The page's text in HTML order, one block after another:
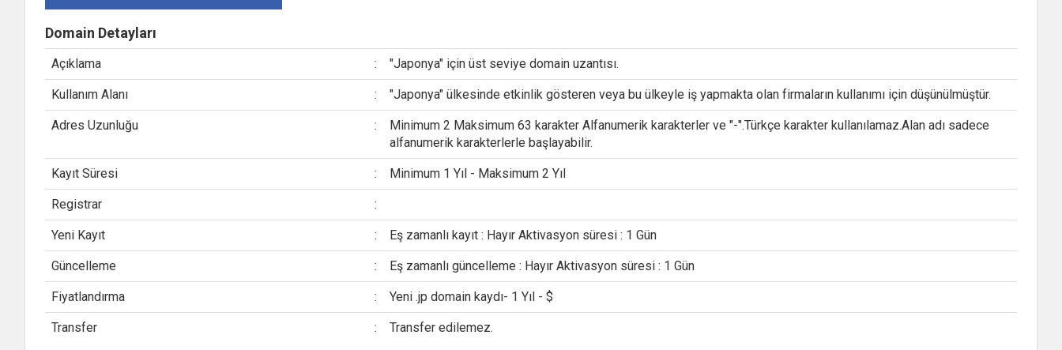
Domain Detayları
Açıklama : "Japonya" için üst seviye domain uzantısı.
Kullanım Alanı : "Japonya" ülkesinde etkinlik gösteren veya bu ülkeyle iş yapmakta olan firmaların kullanımı için düşünülmüştür.
Adres Uzunluğu :
Minimum 2 Maksimum 63 karakter Alfanumerik karakterler ve "-".Türkçe karakter kullanılamaz.Alan adı sadece
alfanumerik karakterlerle başlayabilir.
Kayıt Süresi : Minimum 1 Yıl - Maksimum 2 Yıl
Registrar :
Yeni Kayıt : Eş zamanlı kayıt : Hayır Aktivasyon süresi : 1 Gün
Güncelleme : Eş zamanlı güncelleme : Hayır Aktivasyon süresi : 1 Gün
Fiyatlandırma : Yeni .jp domain kaydı- 1 Yıl - $
Transfer : Transfer edilemez.